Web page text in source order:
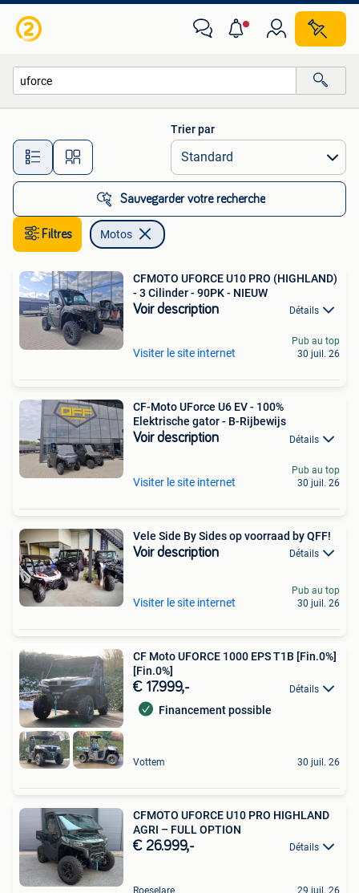
Toutes les distances…
Trier par
Sauvegarder votre recherche
Filtres Motos
CFMOTO UFORCE U10 PRO (HIGHLAND)
- 3 Cilinder - 90PK - NIEUW
Voir description Détails
Visiter le site internet
Pub au top
30 juil. 26
CF-Moto UForce U6 EV - 100%
Elektrische gator - B-Rijbewijs
Voir description Détails
Visiter le site internet
Pub au top
30 juil. 26
Vele Side By Sides op voorraad by QFF!
Voir description Détails
Visiter le site internet
Pub au top
30 juil. 26
CF Moto UFORCE 1000 EPS T1B [Fin.0%]
[Fin.0%]
€ 17.999,- Détails
Financement possible
Vottem 30 juil. 26
CFMOTO UFORCE U10 PRO HIGHLAND
AGRI – FULL OPTION
€ 26.999,- Détails